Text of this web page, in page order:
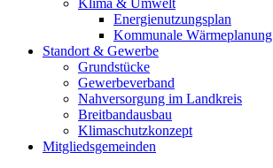
Klima & Umwelt
Energienutzungsplan
Kommunale Wärmeplanung
Standort & Gewerbe
Grundstücke
Gewerbeverband
Nahversorgung im Landkreis
Breitbandausbau
Klimaschutzkonzept
Mitgliedsgemeinden